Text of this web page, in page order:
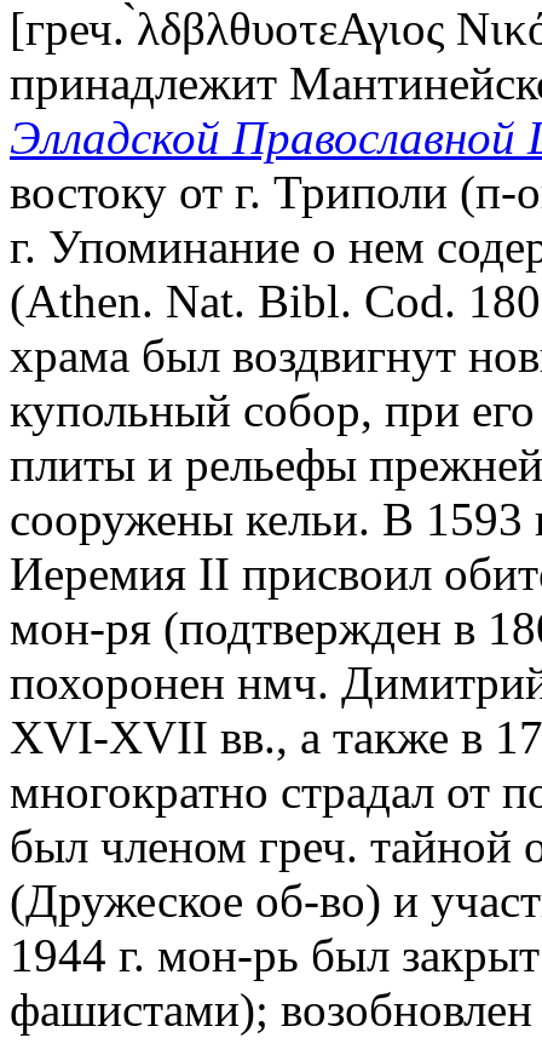
[греч. ̀λδβλθυοτεΑγιος
принадлежит
Элладской Православной
востоку от г. Триполи
г. Упоминание о нем
(Athen. Nat. Bibl. Cod.
храма был воздвигнут
купольный собор, при
плиты и рельефы
сооружены кельи. В 1593
Иеремия II присвоил
мон-ря (подтвержден в
похоронен нмч.
XVI-XVII вв., а также в
многократно страдал от
был членом греч.
(Дружеское об-во) и
1944 г. мон-рь был
фашистами); возобновлен